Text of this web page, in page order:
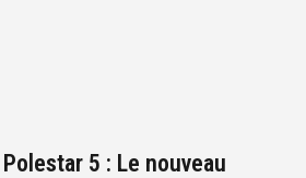
Polestar 5 : Le nouveau